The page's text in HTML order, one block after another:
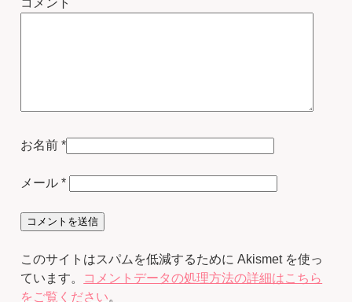
お名前 *
メール*
このサイトはスパムを低減するために Akismet を使っ
ています。
コメントデータの処理方法の詳細はこちら
をご覧ください。